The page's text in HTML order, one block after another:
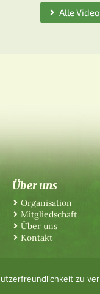
Alle
Über uns
Organisation
Mitgliedschaft
Über uns
Kontakt
zu